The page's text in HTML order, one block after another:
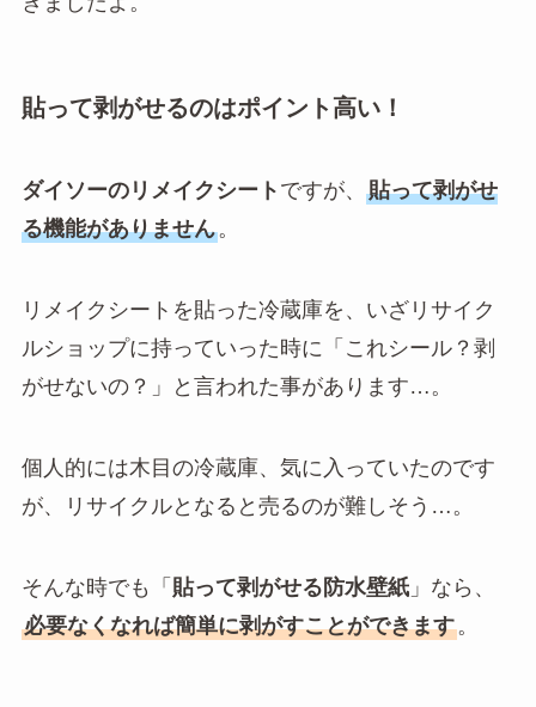
貼って剥がせるのはポイント高い！
ダイソーのリメイクシート ですが、 貼って剥がせ
る機能がありません。
リメイクシートを貼った冷蔵庫を、いざリサイク
ルショップに持っていった時に「これシール？剥
がせないの？」と言われた事があります…。
個人的には木目の冷蔵庫、気に入っていたのです
が、リサイクルとなると売るのが難しそう…。
そんな時でも「 貼って剥がせる防水壁紙」なら、
必要なくなれば簡単に剥がすことができます。